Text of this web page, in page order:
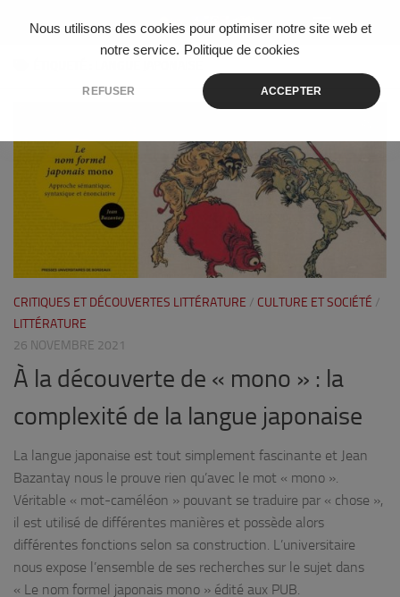
Nous utilisons des cookies pour optimiser notre site web et
notre service. Politique de cookies
REFUSER ACCEPTER
Skip to content
CRITIQUES ET DÉCOUVERTES LITTÉRATURE / CULTURE ET SOCIÉTÉ /
LITTÉRATURE
26 NOVEMBRE 2021
À la découverte de « mono » : la
complexité de la langue japonaise
La langue japonaise est tout simplement fascinante et Jean
Bazantay nous le prouve rien qu’avec le mot « mono ».
Véritable « mot-caméléon » pouvant se traduire par « chose »,
il est utilisé de différentes manières et possède alors
différentes fonctions selon sa construction. L’universitaire
nous expose l’ensemble de ses recherches sur le sujet dans
« Le nom formel japonais mono » édité aux PUB.